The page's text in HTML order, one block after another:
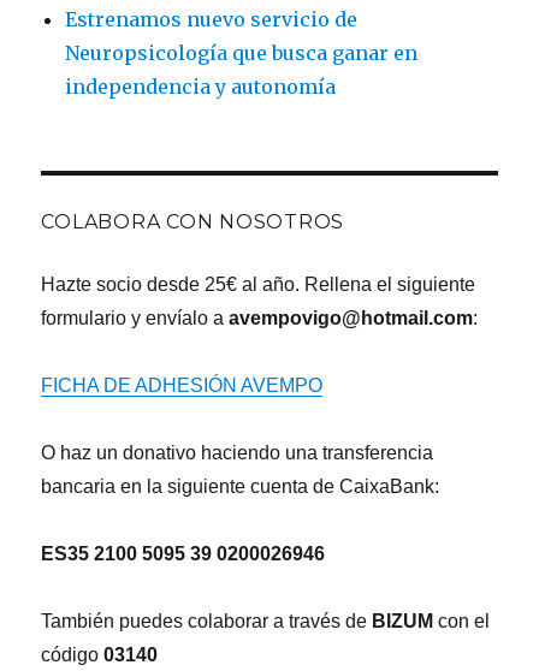
Estrenamos nuevo servicio de
Neuropsicología que busca ganar en
independencia y autonomía
COLABORA CON NOSOTROS
Hazte socio desde 25€ al año. Rellena el siguiente
formulario y envíalo aavempovigo@hotmail.com:
FICHA DE ADHESIÓN AVEMPO
O haz un donativo haciendo una transferencia
bancaria en la siguiente cuenta de CaixaBank:
ES35 2100 5095 39 0200026946
También puedes colaborar a través de BIZUM con el
código 03140